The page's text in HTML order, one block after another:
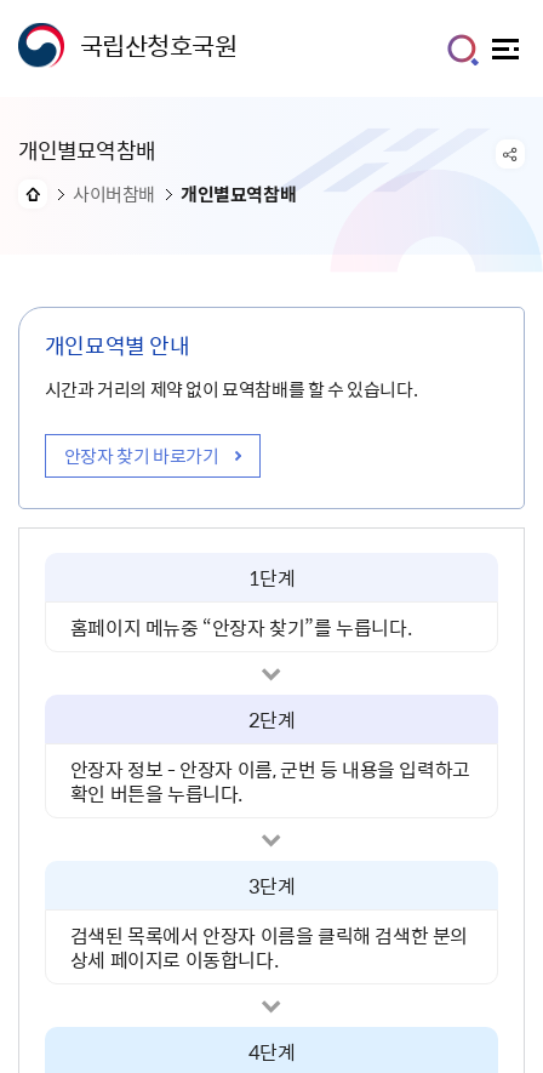
국립산청호국원
개인별묘역참배
사이버참배 개인별묘역참배
개인묘역별 안내
시간과 거리의 제약 없이 묘역참배를 할 수 있습니다.
안장자 찾기 바로가기
1단계
홈페이지 메뉴중 “안장자 찾기”를 누릅니다.
2단계
안장자 정보 - 안장자 이름, 군번 등 내용을 입력하고
확인 버튼을 누릅니다.
3단계
검색된 목록에서 안장자 이름을 클릭해 검색한 분의
상세 페이지로 이동합니다.
4단계